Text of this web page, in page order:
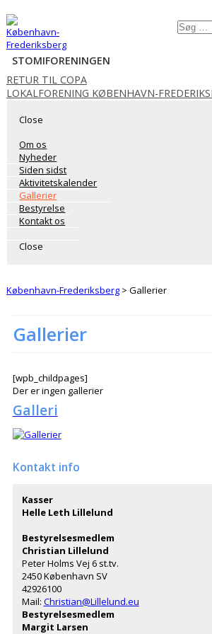
Videre
til
indhold
STOMIFORENINGEN
Søg
RETUR TIL COPA
LOKALFORENING KØBENHAVN-
Close
Om os
Nyheder
Siden sidst
Aktivitetskalender
Gallerier
Bestyrelse
Kontakt os
Close
København-Frederiksberg> Gallerier
Gallerier
[wpb_childpages]
Der er ingen gallerier
Galleri
Kontakt info
Kasser
Helle Leth Lillelund
Bestyrelsesmedlem
Christian Lillelund
Peter Holms Vej 6 st.tv.
2450 København SV
42926100
Mail: Christian@Lillelund.eu
Bestyrelsesmedlem
Margit Larsen